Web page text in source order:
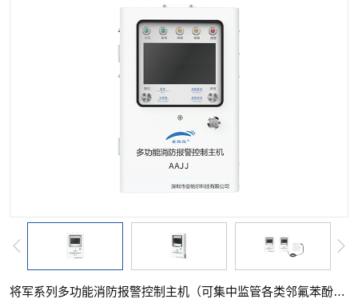
将军系列多功能消防报警控制主机（可集中监管各类邻氟苯酚检测仪）